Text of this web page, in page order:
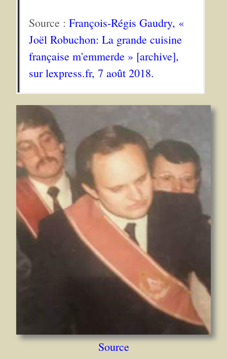
Source : François-Régis Gaudry, «
Joël Robuchon: La grande cuisine
française m'emmerde » [archive],
sur lexpress.fr, 7 août 2018.
Source